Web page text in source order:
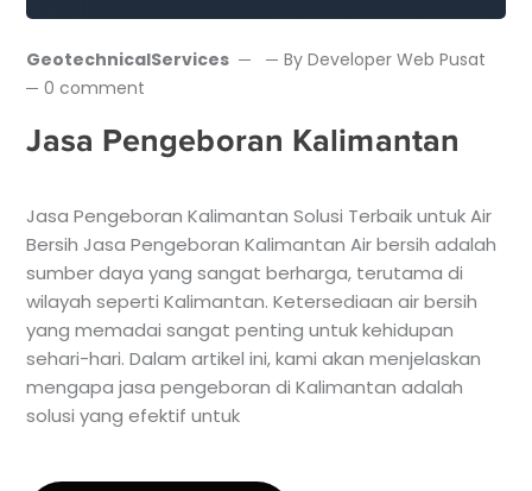
GeotechnicalServices ByDeveloper Web Pusat
0 comment
Jasa Pengeboran Kalimantan
Jasa Pengeboran Kalimantan Solusi Terbaik untuk Air
Bersih Jasa Pengeboran Kalimantan Air bersih adalah
sumber daya yang sangat berharga, terutama di
wilayah seperti Kalimantan. Ketersediaan air bersih
yang memadai sangat penting untuk kehidupan
sehari-hari. Dalam artikel ini, kami akan menjelaskan
mengapa jasa pengeboran di Kalimantan adalah
solusi yang efektif untuk